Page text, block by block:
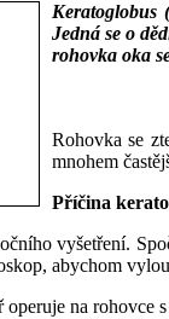
Keratoglobus
Jedná se o
rohovka oka
Rohovka se
mnohem
Příčina
vyšetření.
abychom
na rohovce